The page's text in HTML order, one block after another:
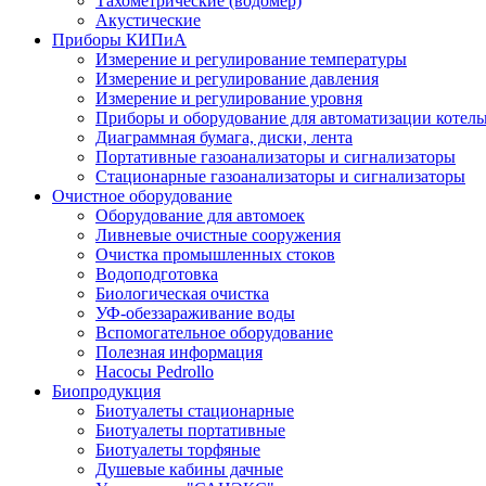
Акустические
Приборы КИПиА
Измерение и регулирование температуры
Измерение и регулирование давления
Измерение и регулирование уровня
Приборы и оборудование для автоматизации
Диаграммная бумага, диски, лента
Портативные газоанализаторы и сигнализаторы
Стационарные газоанализаторы и сигнализаторы
Очистное оборудование
Оборудование для автомоек
Ливневые очистные сооружения
Очистка промышленных стоков
Водоподготовка
Биологическая очистка
УФ-обеззараживание воды
Вспомогательное оборудование
Полезная информация
Насосы Pedrollo
Биопродукция
Биотуалеты стационарные
Биотуалеты портативные
Биотуалеты торфяные
Душевые кабины дачные